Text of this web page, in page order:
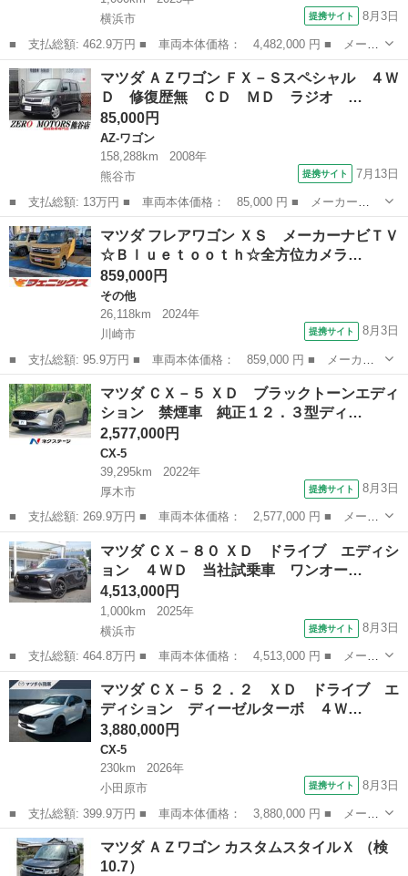
横浜市
提携サイト 8月3日
■ 支払総額: 462.9万円 ■ 車両本体価格： 4,482,000 円 ■ メーカ
ー名： マツダ ■ 車種名： ＣＸ－８０ ■ グレード名： ３．
３ ＸＤ ドライブ エディション ディーゼルターボ ＸＤ ＤＲ
ＩＶＥ Ｅ...
神奈川 横浜市 マツダ
マツダ ＡＺワゴン ＦＸ－Ｓスペシャル ４Ｗ
Ｄ 修復歴無 ＣＤ ＭＤ ラジオ …
85,000円
AZ-ワゴン
158,288km
2008年
熊谷市
提携サイト 7月13日
■ 支払総額: 13万円 ■ 車両本体価格： 85,000 円 ■ メーカー
名： マツダ ■ 車種名： ＡＺワゴン ■ グレード名： ＦＸ－Ｓ
スペシャル ４ＷＤ 修復歴無 ＣＤ ＭＤ ラジオ ＥＴＣ スマ
ートキー シートヒ...
埼玉 熊谷市 AZ-ワゴン
マツダ フレアワゴン ＸＳ メーカーナビＴＶ
☆Ｂｌｕｅｔｏｏｔｈ☆全方位カメラ…
859,000円
その他
26,118km
2024年
川崎市
提携サイト 8月3日
■ 支払総額: 95.9万円 ■ 車両本体価格： 859,000 円 ■ メーカー
名： マツダ ■ 車種名： フレアワゴン ■ グレード名： ＸＳ
メーカーナビＴＶ☆Ｂｌｕｅｔｏｏｔｈ☆全方位カメラ☆ 両側電動
ドア☆２トー...
神奈川 川崎市 その他
マツダ ＣＸ－５ ＸＤ ブラックトーンエディ
ション 禁煙車 純正１２．３型ディ…
2,577,000円
CX-5
39,295km
2022年
厚木市
提携サイト 8月3日
■ 支払総額: 269.9万円 ■ 車両本体価格： 2,577,000 円 ■ メーカ
ー名： マツダ ■ 車種名： ＣＸ－５ ■ グレード名： ＸＤ ブ
ラックトーンエディション 禁煙車 純正１２．３型ディスプレイ
ディーゼ...
神奈川 厚木市 CX-5
マツダ ＣＸ－８０ ＸＤ ドライブ エディシ
ョン ４ＷＤ 当社試乗車 ワンオー…
4,513,000円
1,000km
2025年
横浜市
提携サイト 8月3日
■ 支払総額: 464.8万円 ■ 車両本体価格： 4,513,000 円 ■ メーカ
ー名： マツダ ■ 車種名： ＣＸ－８０ ■ グレード名： ＸＤ
ドライブ エディション ４ＷＤ 当社試乗車 ワンオーナー 禁煙
車 マツ...
神奈川 横浜市 マツダ
マツダ ＣＸ－５ ２．２ ＸＤ ドライブ エ
ディション ディーゼルターボ ４Ｗ…
3,880,000円
CX-5
230km
2026年
小田原市
提携サイト 8月3日
■ 支払総額: 399.9万円 ■ 車両本体価格： 3,880,000 円 ■ メーカ
ー名： マツダ ■ 車種名： ＣＸ－５ ■ グレード名： ２．２
ＸＤ ドライブ エディション ディーゼルターボ ４Ｗ ガラスサ
ンルーフ...
神奈川 小田原市 CX-5
マツダ ＡＺワゴン カスタムスタイルＸ （検
10.7）